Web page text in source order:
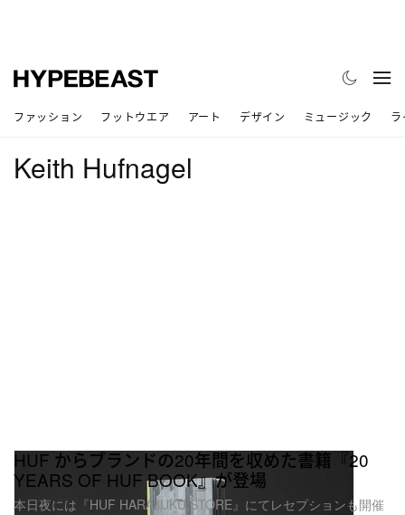
ファッション フットウエア アート デザイン ミュージック
Keith Hufnagel
HUF からブランドの20年間を収めた書籍『20
YEARS OF HUF BOOK』が登場
本日夜には『HUF HARAJUKU STORE』にてレセプションも開催